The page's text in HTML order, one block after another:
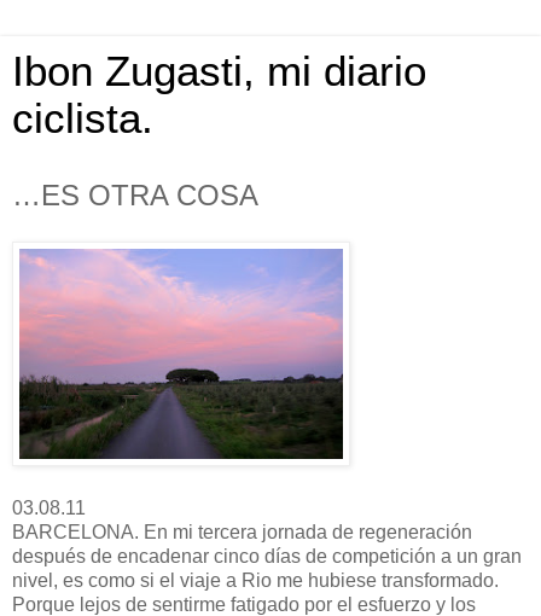
Ibon Zugasti, mi diario
ciclista.
…ES OTRA COSA
03.08.11
BARCELONA. En mi tercera jornada de regeneración
después de encadenar cinco días de competición a un gran
nivel, es como si el viaje a Rio me hubiese transformado.
Porque lejos de sentirme fatigado por el esfuerzo y los